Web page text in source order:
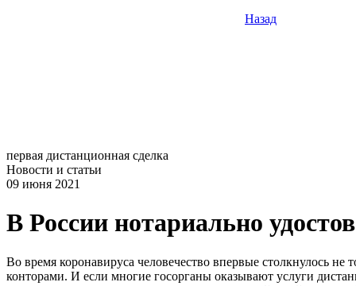
Назад
первая дистанционная сделка
Новости и статьи
09 июня 2021
В России нотариально
Во время коронавируса человечество впервые столкнулось
конторами. И если многие госорганы оказывают услуги